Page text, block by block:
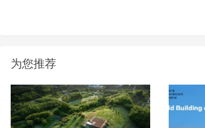
为您推荐